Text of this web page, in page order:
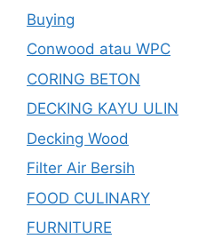
Buying
Conwood atau WPC
CORING BETON
DECKING KAYU ULIN
Decking Wood
Filter Air Bersih
FOOD CULINARY
FURNITURE